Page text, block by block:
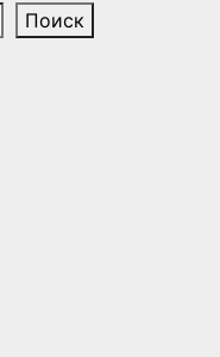
Поиск